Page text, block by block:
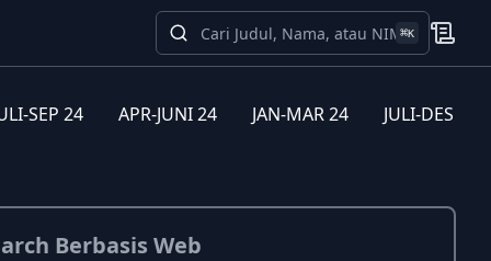
⌘K
SEP 24 APR-JUNI 24 JAN-MAR 24 JULI-DES 23
Berbasis Web